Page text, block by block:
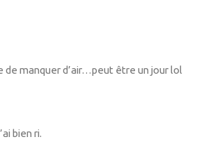
de manquer d’air…peut être un jour lol
bien ri.